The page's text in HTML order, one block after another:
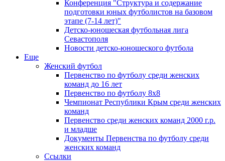
Конференция "Структура и содержание
подготовки юных футболистов на базовом
этапе (7-14 лет)"
Детско-юношеская футбольная лига
Севастополя
Новости детско-юношеского футбола
Еще
Женский футбол
Первенство по футболу среди женских
команд до 16 лет
Первенство по футболу 8х8
Чемпионат Республики Крым среди женских
команд
Первенство среди женских команд 2000 г.р.
и младше
Документы Первенства по футболу среди
женских команд
Ссылки